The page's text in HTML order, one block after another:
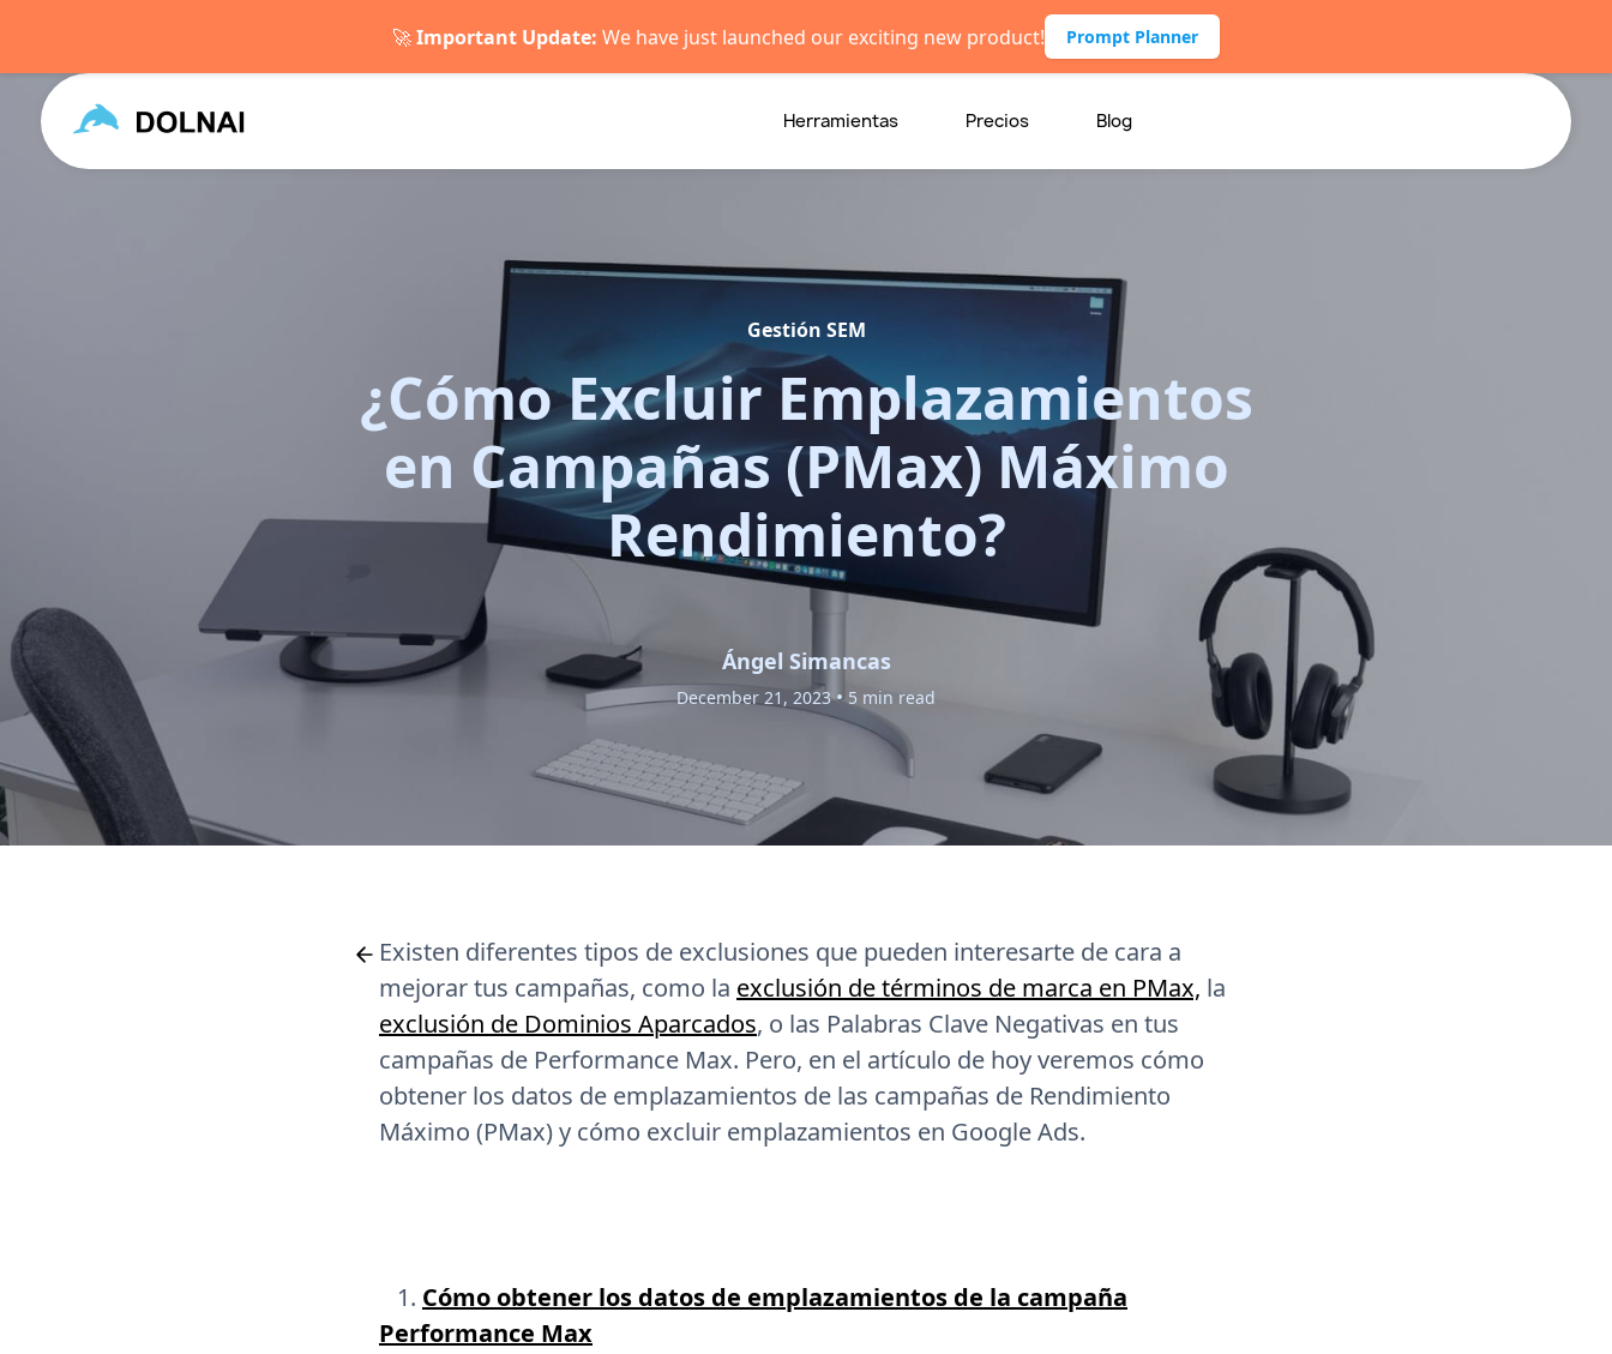
🚀Important Update: We have just launched our exciting new product! Prompt Planner
Herramientas Precios Blog
Gestión SEM
¿Cómo Excluir Emplazamientos
en Campañas (PMax) Máximo
Rendimiento?
Ángel Simancas
December 21, 2023 • 5 min read
Existen diferentes tipos de exclusiones que pueden interesarte de cara a
mejorar tus campañas, como la exclusión de términos de marca en PMax, la
exclusión de Dominios Aparcados, o las Palabras Clave Negativas en tus
campañas de Performance Max. Pero, en el artículo de hoy veremos cómo
obtener los datos de emplazamientos de las campañas de Rendimiento
Máximo (PMax) y cómo excluir emplazamientos en Google Ads.
1. Cómo obtener los datos de emplazamientos de la campaña
Performance Max